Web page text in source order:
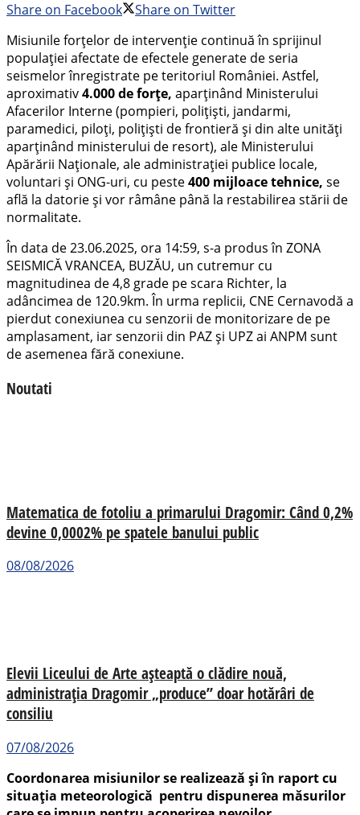
Share on Facebook
Share on Twitter
Misiunile forțelor de intervenție continuă în sprijinul
populației afectate de efectele generate de seria
seismelor înregistrate pe teritoriul României. Astfel,
aproximativ4.000 de forțe, aparținând Ministerului
Afacerilor Interne (pompieri, polițiști, jandarmi,
paramedici, piloți, polițiști de frontieră și din alte unități
aparținând ministerului de resort), ale Ministerului
Apărării Naționale, ale administrației publice locale,
voluntari și ONG-uri, cu peste400 mijloace tehnice, se
află la datorie și vor râmâne până la restabilirea stării de
normalitate.
În data de 23.06.2025, ora 14:59, s-a produs în ZONA
SEISMICĂ VRANCEA, BUZĂU, un cutremur cu
magnitudinea de 4,8 grade pe scara Richter, la
adâncimea de 120.9km. În urma replicii, CNE Cernavodă a
pierdut conexiunea cu senzorii de monitorizare de pe
amplasament, iar senzorii din PAZ și UPZ ai ANPM sunt
de asemenea fără conexiune.
Noutati
Matematica de fotoliu a primarului Dragomir: Când 0,2%
devine 0,0002% pe spatele banului public
08/08/2026
Elevii Liceului de Arte așteaptă o clădire nouă,
administrația Dragomir „produce” doar hotărâri de
consiliu
07/08/2026
Coordonarea misiunilor se realizează și în raport cu
situația meteorologică pentru dispunerea măsurilor